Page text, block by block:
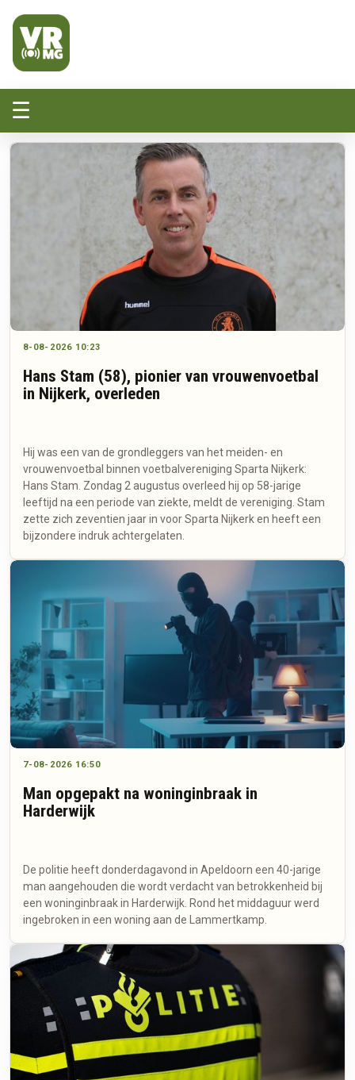
☰
8-08-2026 10:23
Hans Stam (58), pionier van vrouwenvoetbal
in Nijkerk, overleden
Hij was een van de grondleggers van het meiden- en
vrouwenvoetbal binnen voetbalvereniging Sparta Nijkerk:
Hans Stam. Zondag 2 augustus overleed hij op 58-jarige
leeftijd na een periode van ziekte, meldt de vereniging. Stam
zette zich zeventien jaar in voor Sparta Nijkerk en heeft een
bijzondere indruk achtergelaten.
7-08-2026 16:50
Man opgepakt na woninginbraak in
Harderwijk
De politie heeft donderdagavond in Apeldoorn een 40-jarige
man aangehouden die wordt verdacht van betrokkenheid bij
een woninginbraak in Harderwijk. Rond het middaguur werd
ingebroken in een woning aan de Lammertkamp.